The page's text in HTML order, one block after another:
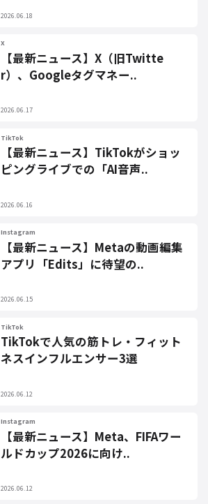
2026.06.18
X
【最新ニュース】X（旧Twitte
r）、Googleタグマネー..
2026.06.17
TikTok
【最新ニュース】TikTokがショッ
ピングライブでの「AI音声..
2026.06.16
Instagram
【最新ニュース】Metaの動画編集
アプリ「Edits」に待望の..
2026.06.15
TikTok
TikTokで人気の筋トレ・フィット
ネスインフルエンサー3選
2026.06.12
Instagram
【最新ニュース】Meta、FIFAワー
ルドカップ2026に向け..
2026.06.12